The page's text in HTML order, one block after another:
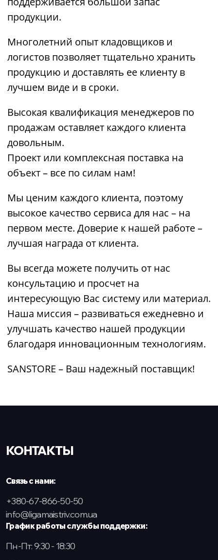
продукции.
Многолетний опыт кладовщиков и
логистов позволяет тщательно хранить
продукцию и доставлять ее клиенту в
лучшем виде и в сроки.
Высокая квалификация менеджеров по
продажам оставляет каждого клиента
довольным.
Проект или комплексная поставка на
объект – все по силам нам!
Мы ценим каждого клиента, поэтому
высокое качество сервиса для нас – на
первом месте. Доверие к нашей работе –
лучшая награда от клиента.
Вы всегда можете получить от нас
консультацию и просчет на
интересующую Вас систему или материал.
Наша миссия – развиваться ежедневно и
улучшать качество нашей продукции
благодаря инновационным технологиям.
SANSTORE – Ваш надежный поставщик!
КОНТАКТЫ
Связь с нами:
+380-67-866-50-50
info@ligamaistriv.com.ua
График работы службы поддержки:
Пн-Пт: 9:30 - 18:30